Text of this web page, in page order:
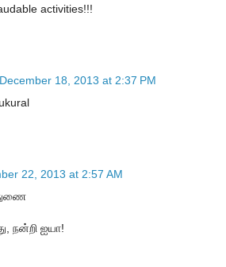
activities!!!
December 18, 2013 at 2:37 PM
22, 2013 at 2:57 AM
நன்றி ஐயா!